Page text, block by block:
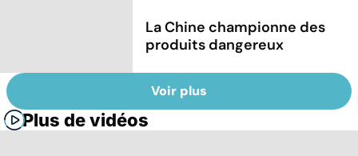
La Chine championne des
produits dangereux
Voir plus
Plus de vidéos